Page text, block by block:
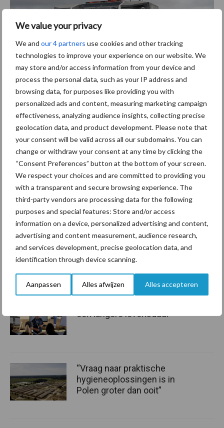
We value your privacy
We and our 4 partners use cookies and other tracking
technologies to improve your experience on our website. We
may store and/or access information from your device and
process the personal data, such as your IP address and
browsing data, for purposes like providing you with
personalized ads and content, measuring marketing campaign
effectiveness, analyzing audience insights, collecting precise
geolocation data, and product development. Please note that
your consent will be valid across all our subdomains. You can
change or withdraw your consent at any time by clicking the
“Consent Preferences” button at the bottom of your screen.
We respect your choices and are committed to providing you
with a transparent and secure browsing experience. The
third-party vendors are processing data for the following
purposes and special features: Store and/or access
information on a device, personalized advertising and content,
advertising and content measurement, audience research,
and services development, precise geolocation data, and
identification through device scanning.
Aanpassen Alles afwijzen Alles accepteren
Het voertuig beschikt ook over een instelbare spoorbreedte,
load-sensing hydraulica en een koppeling met een hefvermogen
tot 8,0 t. Een elektrische aftakas, onafhankelijk van het
motortoerental, en externe hoogspanningsaansluitingen zijn
optioneel beschikbaar. De elektrische apparatuur bevat alle
technologie die nodig is voor gevaren- en obstakeldetectie,
naast een RTK-stuursysteem.
AgBots zal worden gelanceerd in verschillende maten en
ontwikkeling.
Bron: Kamps de Wild
Aanbevolen voor jou!
een langere levensduur
“Vraag naar praktische
hygieneoplossingen is in
Polen groter dan ooit”